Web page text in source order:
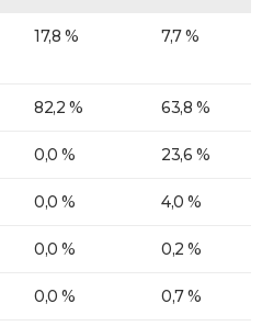
17,8 % 7,7 %
82,2 % 63,8 %
0,0 % 23,6 %
0,0 % 4,0 %
0,0 % 0,2 %
0,0 % 0,7 %